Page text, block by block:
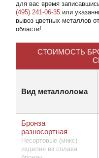
для вас время
(495) 241-06-35 или
вывоз цветных металлов
области!
СТОИМОСТЬ
Вид металлолома
Бронза
разносортная
Несортовые (микс)
изделия из сплава